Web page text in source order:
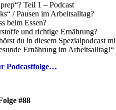
Teil 1 – Podcast
/ Pausen im Arbeitsalltag?
beim Essen?
und richtige Ernährung?
du in diesem Spezialpodcast
Ernährung im Arbeitsalltag!“
Podcastfolge…
#88